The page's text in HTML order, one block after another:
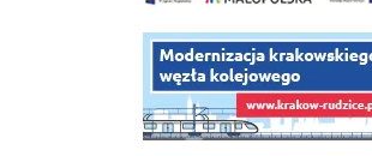
link do opisu projektu budowy linii